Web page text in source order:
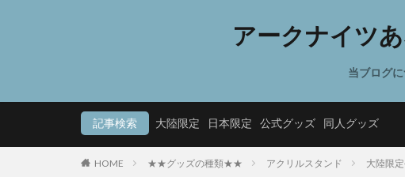
アークナイツ
当ブログ
記事検索 大陸限定 日本限定 公式グッズ 同人グッズ
HOME ★★グッズの種類★★ アクリルスタンド 大陸限